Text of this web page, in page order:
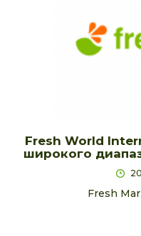
Fresh World
широкого
Fresh